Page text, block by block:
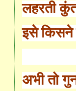
लहरती
इसे किसने
अभी तो